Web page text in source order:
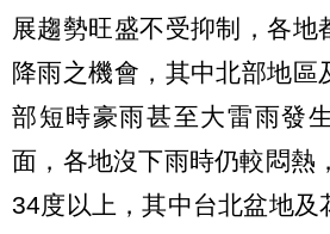
展趨勢旺盛不受抑制，各地
降雨之機會，其中北部地區
部短時豪雨甚至大雷雨發
面，各地沒下雨時仍較悶熱
34度以上，其中台北盆地及